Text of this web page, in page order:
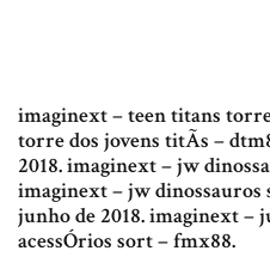
imaginext – teen titans
torre dos jovens titÃs –
2018. imaginext – jw
imaginext – jw dinossauros
junho de 2018. imaginext –
acessÓrios sort – fmx88.